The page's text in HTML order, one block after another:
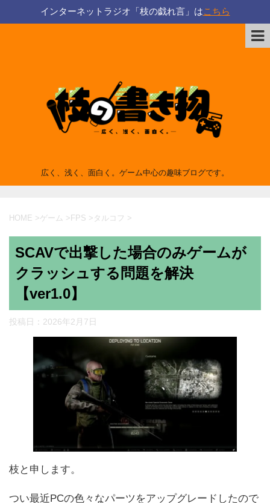
インターネットラジオ「枝の戯れ言」はこちら
広く、浅く、面白く。ゲーム中心の趣味ブログです。
HOME >ゲーム > FPS > タルコフ >
SCAVで出撃した場合のみゲームが
クラッシュする問題を解決
【ver1.0】
投稿日： 2026年2月7日
枝と申します。
つい最近PCの色々なパーツをアップグレードしたので